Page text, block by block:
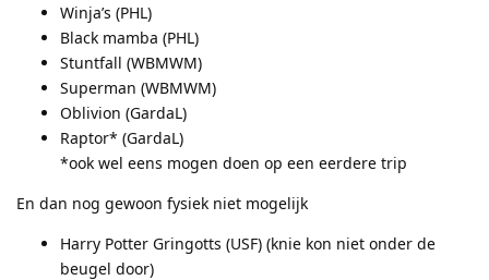
Winja’s (PHL)
Black mamba (PHL)
Stuntfall (WBMWM)
Superman (WBMWM)
Oblivion (GardaL)
Raptor* (GardaL)
*ook wel eens mogen doen op een eerdere trip
En dan nog gewoon fysiek niet mogelijk
Harry Potter Gringotts (USF) (knie kon niet onder de
beugel door)